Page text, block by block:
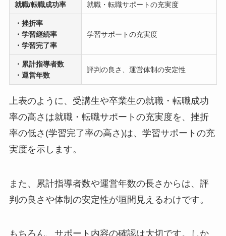
就職/転職成功率 就職・転職サポートの充実度
・挫折率
・学習継続率
・学習完了率
学習サポートの充実度
・累計指導者数
・運営年数
評判の良さ、運営体制の安定性
上表のように、受講生や卒業生の就職・転職成功
率の高さは就職・転職サポートの充実度を、挫折
率の低さ(学習完了率の高さ)は、学習サポートの充
実度を示します。
また、累計指導者数や運営年数の長さからは、評
判の良さや体制の安定性が垣間見えるわけです。
もちろん、サポート内容の確認は大切です。しか